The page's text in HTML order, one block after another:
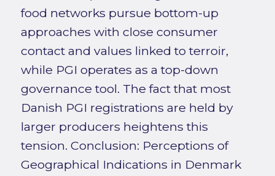
food networks pursue bottom-up
approaches with close consumer
contact and values linked to terroir,
while PGI operates as a top-down
governance tool. The fact that most
Danish PGI registrations are held by
larger producers heightens this
tension. Conclusion: Perceptions of
Geographical Indications in Denmark